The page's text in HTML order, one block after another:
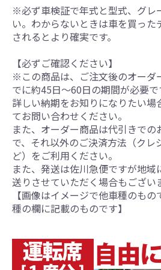
※必ず車検証で年式と型式、グレ
い。わからないときは車を買った
されるとより確実です。
【必ずご確認ください】
※この商品は、ご注文後のオーダ
でに約45日～60日の期間が必要で
詳しい納期をお知りになりたい場
てお問い合わせください。
また、オーダー商品は代引きで
で、それ以外のご決済方法（クレ
ど）をご利用ください。
また、発送は佐川急便ですが地
送りさせていただく場合もござい
【画像はイメージで他車種のも
種の欄に記載のものです】